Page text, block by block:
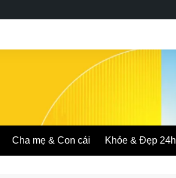
Cha mẹ & Con cái Khỏe & Đẹp 24h